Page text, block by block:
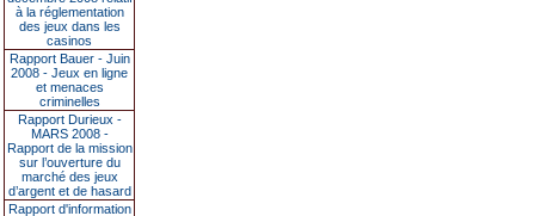
à la réglementation
des jeux dans les
casinos
Rapport Bauer - Juin
2008 - Jeux en ligne
et menaces
criminelles
Rapport Durieux -
MARS 2008 -
Rapport de la mission
sur l’ouverture du
marché des jeux
d’argent et de hasard
Rapport d'information